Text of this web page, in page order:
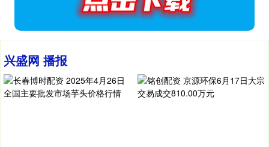
兴盛网 播报